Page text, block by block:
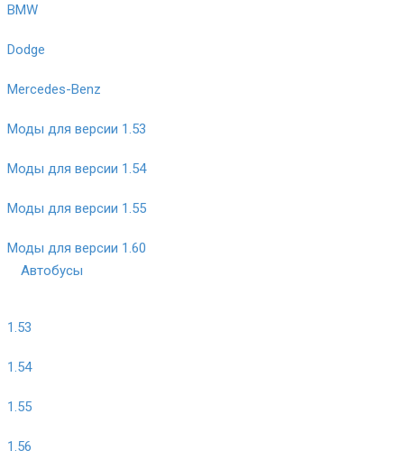
BMW
Dodge
Mercedes-Benz
Моды для версии 1.53
Моды для версии 1.54
Моды для версии 1.55
Моды для версии 1.60
Автобусы
1.53
1.54
1.55
1.56